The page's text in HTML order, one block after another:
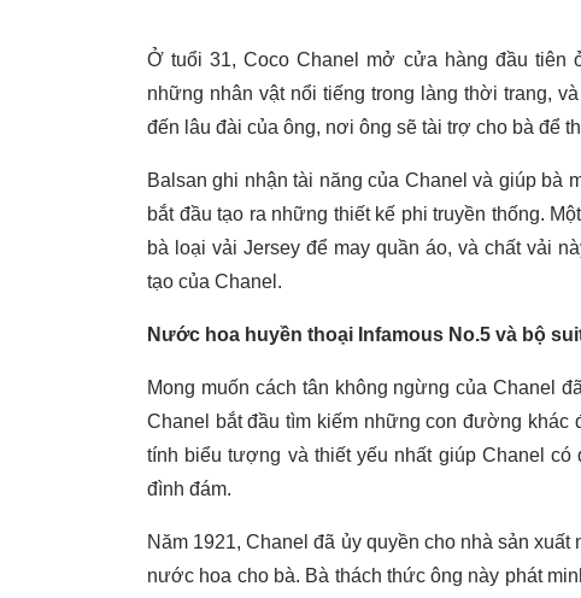
Ở tuổi 31, Coco Chanel mở cửa hàng đầu
những nhân vật nổi tiếng trong làng thời trang,
đến lâu đài của ông, nơi ông sẽ tài trợ cho bà để
Balsan ghi nhận tài năng của Chanel và giúp bà
bắt đầu tạo ra những thiết kế phi truyền thống.
bà loại vải Jersey để may quần áo, và chất vải
tạo của Chanel.
Nước hoa huyền thoại Infamous No.5 và bộ
Mong muốn cách tân không ngừng của Chanel
Chanel bắt đầu tìm kiếm những con đường khác
tính biểu tượng và thiết yếu nhất giúp Chanel
đình đám.
Năm 1921, Chanel đã ủy quyền cho nhà sản
nước hoa cho bà. Bà thách thức ông này phát